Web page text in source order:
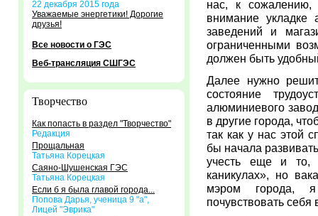
22 декабря 2015 года
Уважаемые энергетики! Дорогие
друзья!
Все новости о ГЭС
Веб-трансляция СШГЭС
Творчество
Как попасть в раздел "Творчество"
Редакция
Прощальная
Татьяна Корецкая
Саяно-Шушенская ГЭС
Татьяна Корецкая
Если б я была главой города...
Попова Дарья, ученица 9 "а",
Лицей "Эврика"
нас, к сожалению,
внимание укладке
заведений и
ограниченными
должен быть
Далее нужно
состояние
алюминиевого
в другие города,
так как у нас этой
бы начала
учесть еще и то,
каникулах», но
мэром города, я
почувствовать себя